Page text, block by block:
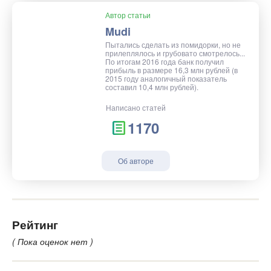
Автор статьи
Mudi
Пытались сделать из помидорки, но не
прилеплялось и грубовато смотрелось...
По итогам 2016 года банк получил
прибыль в размере 16,3 млн рублей (в
2015 году аналогичный показатель
составил 10,4 млн рублей).
Написано статей
1170
Об авторе
Рейтинг
( Пока оценок нет )